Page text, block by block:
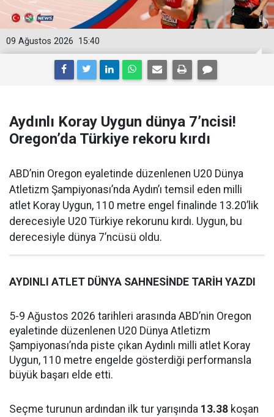
15:40
09 Ağustos 2026
Aydınlı Koray Uygun dünya 7’ncisi!
Oregon’da Türkiye rekoru kırdı
ABD’nin Oregon eyaletinde düzenlenen U20 Dünya
Atletizm Şampiyonası’nda Aydın’ı temsil eden milli
atlet Koray Uygun, 110 metre engel finalinde 13.20’lik
derecesiyle U20 Türkiye rekorunu kırdı. Uygun, bu
derecesiyle dünya 7’ncüsü oldu.
AYDINLI ATLET DÜNYA SAHNESİNDE TARİH YAZDI
5-9 Ağustos 2026 tarihleri arasında ABD’nin Oregon
eyaletinde düzenlenen U20 Dünya Atletizm
Şampiyonası’nda piste çıkan Aydınlı milli atlet Koray
Uygun, 110 metre engelde gösterdiği performansla
büyük başarı elde etti.
Seçme turunun ardından ilk tur yarışında 13.38 koşan